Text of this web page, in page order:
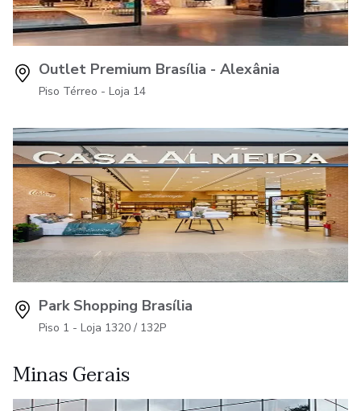
Outlet Premium Brasília - Alexânia
Piso Térreo - Loja 14
Park Shopping Brasília
Piso 1 - Loja 1320 / 132P
Minas Gerais